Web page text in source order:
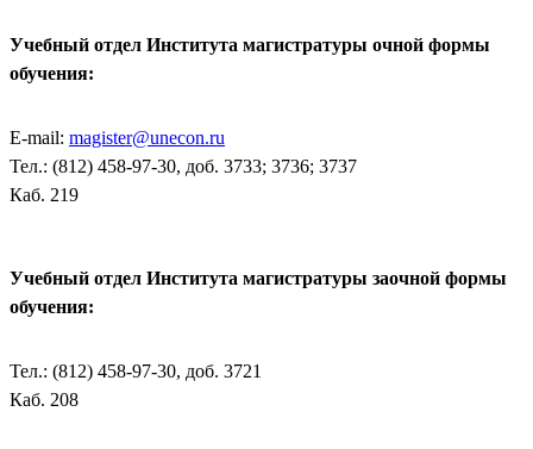
Учебный отдел Института магистратуры очной формы
обучения:
E-mail: magister@unecon.ru
Тел.: (812) 458-97-30, доб. 3733; 3736; 3737
Каб. 219
Учебный отдел Института магистратуры заочной формы
обучения:
Тел.: (812) 458-97-30, доб. 3721
Каб. 208